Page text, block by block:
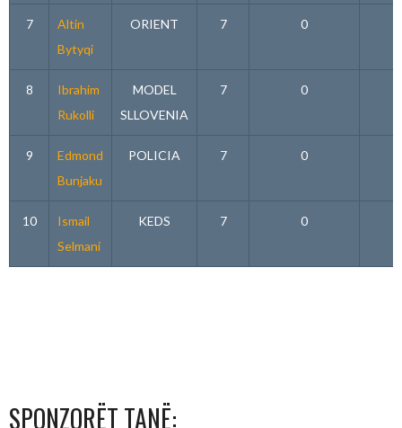
7
Altin
Bytyqi
ORIENT 7 0
8
Ibrahim
Rukolli
MODEL
SLLOVENIA
7 0
9
Edmond
Bunjaku
POLICIA 7 0
10
Ismail
Selmani
KEDS 7 0
SPONZORËT TANË: